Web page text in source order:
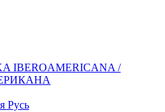
IBEROAMERICANA /
Русь